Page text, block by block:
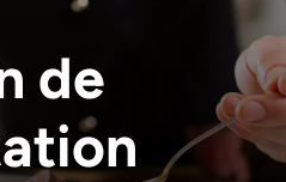
de